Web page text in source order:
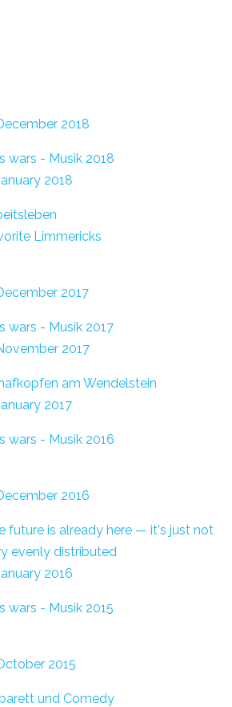
2018
wars - Musik 2018
2018
Limmericks
2017
wars - Musik 2017
2017
am Wendelstein
2017
wars - Musik 2016
2016
future is already here — it's just not
evenly distributed
2016
wars - Musik 2015
2015
und Comedy